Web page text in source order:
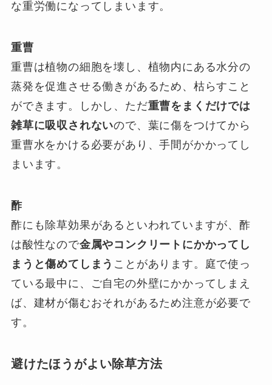
な重労働になってしまいます。
重曹
重曹は植物の細胞を壊し、植物内にある水分の
蒸発を促進させる働きがあるため、枯らすこと
ができます。しかし、ただ重曹をまくだけでは
雑草に吸収されないので、葉に傷をつけてから
重曹水をかける必要があり、手間がかかってし
まいます。
酢
酢にも除草効果があるといわれていますが、酢
は酸性なので金属やコンクリートにかかってし
まうと傷めてしまう ことがあります。庭で使っ
ている最中に、ご自宅の外壁にかかってしまえ
ば、建材が傷むおそれがあるため注意が必要で
す。
避けたほうがよい除草方法